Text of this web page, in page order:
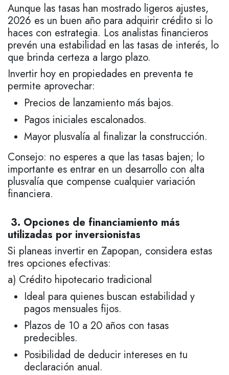
Aunque las tasas han mostrado ligeros ajustes,
2026 es un buen año para adquirir crédito si lo
haces con estrategia. Los analistas financieros
prevén una estabilidad en las tasas de interés, lo
que brinda certeza a largo plazo.
Invertir hoy en propiedades en preventa te
permite aprovechar:
Precios de lanzamiento más bajos.
Pagos iniciales escalonados.
Mayor plusvalía al finalizar la construcción.
Consejo: no esperes a que las tasas bajen; lo
importante es entrar en un desarrollo con alta
plusvalía que compense cualquier variación
financiera.
3. Opciones de financiamiento más
utilizadas por inversionistas
Si planeas invertir en Zapopan, considera estas
tres opciones efectivas:
a) Crédito hipotecario tradicional
Ideal para quienes buscan estabilidad y
pagos mensuales fijos.
Plazos de 10 a 20 años con tasas
predecibles.
Posibilidad de deducir intereses en tu
declaración anual.